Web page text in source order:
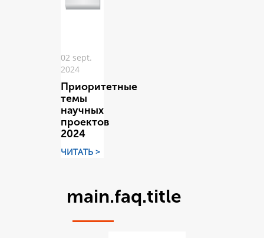
02 sept.
2024
Приоритетные
темы
научных
проектов
2024
ЧИТАТЬ >
main.faq.title